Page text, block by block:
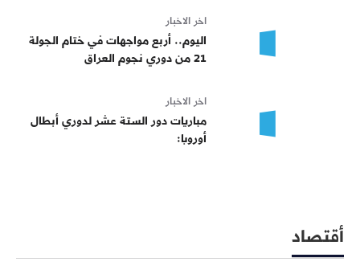
اخر الاخبار
اليوم.. أربع مواجهات في ختام الجولة
21 من دوري نجوم العراق
اخر الاخبار
مباريات دور الستة عشر لدوري أبطال
أوروبا:
أقتصاد